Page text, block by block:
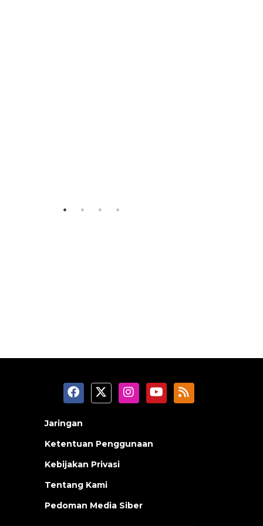
Jaringan
Ketentuan Penggunaan
Kebijakan Privasi
Tentang Kami
Pedoman Media Siber